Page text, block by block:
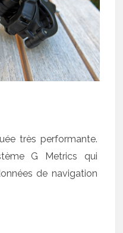
très performante.
G Metrics qui
de navigation